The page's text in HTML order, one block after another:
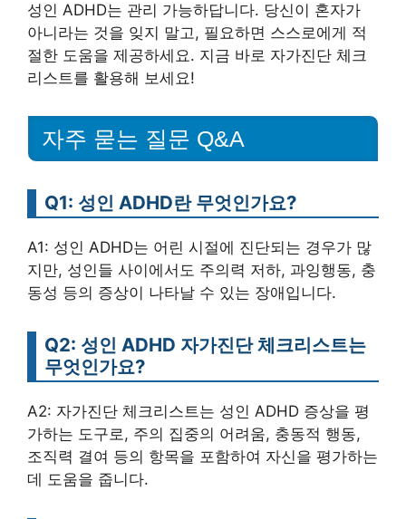
성인 ADHD는 관리 가능하답니다. 당신이 혼자가
아니라는 것을 잊지 말고, 필요하면 스스로에게 적
절한 도움을 제공하세요. 지금 바로 자가진단 체크
리스트를 활용해 보세요!
자주 묻는 질문 Q&A
Q1: 성인 ADHD란 무엇인가요?
A1: 성인 ADHD는 어린 시절에 진단되는 경우가 많
지만, 성인들 사이에서도 주의력 저하, 과잉행동, 충
동성 등의 증상이 나타날 수 있는 장애입니다.
Q2: 성인 ADHD 자가진단 체크리스트는
무엇인가요?
A2: 자가진단 체크리스트는 성인 ADHD 증상을 평
가하는 도구로, 주의 집중의 어려움, 충동적 행동,
조직력 결여 등의 항목을 포함하여 자신을 평가하는
데 도움을 줍니다.